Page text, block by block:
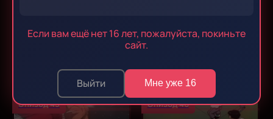
Если вам ещё нет 16 лет, пожалуйста, покиньте
сайт.
Выйти Мне уже 16
Эпизод 44
Эпизод 45 Эпизод 46